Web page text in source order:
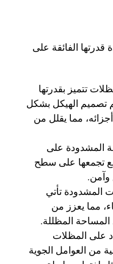
الفائقة على
تتميز بقدرتها
تصميم الهيكل بشكل
مما يقلل من
المشدودة على
تجمعها على سطح
وآمن.
المشدودة تأتي
مما يعزز من
المظللة.
على المظلات
من العوامل الجوية